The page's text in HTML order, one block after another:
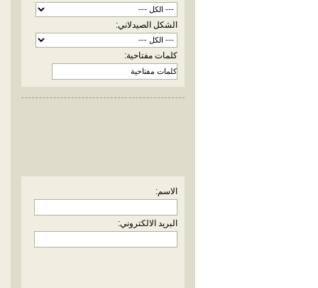
الشكل الصيدلاني:
كلمات مفتاحية:
الاسم:
البريد الالكتروني: